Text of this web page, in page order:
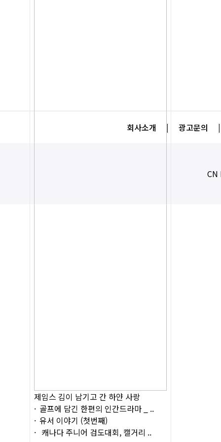
제임스 김이 남기고 간 하얀 사랑
골프에 담긴 한편의 인간드라마 _ ..
유서 이야기 (첫번째)
캐나다 주니어 검도대회, 캘거리 ..
회사소개 | 광고문의 |